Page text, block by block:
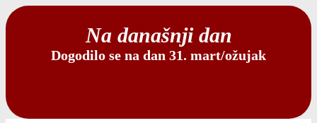
Na današnji dan
Dogodilo se na dan 31. mart/ožujak